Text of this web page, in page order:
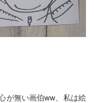
が無い画伯ww、私は絵